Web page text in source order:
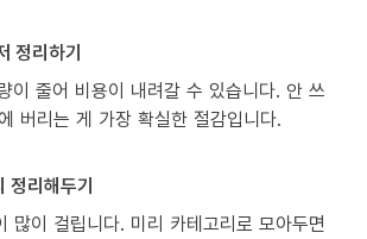
정리하기
이 줄어 비용이 내려갈 수 있습니다. 안 쓰
버리는 게 가장 확실한 절감입니다.
정리해두기
많이 걸립니다. 미리 카테고리로 모아두면